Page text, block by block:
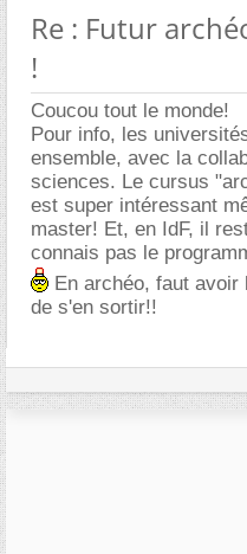
Re : Futur
!
Coucou tout le monde!
Pour info, les
ensemble, avec la
sciences. Le cursus
est super intéressant
master! Et, en IdF, il
connais pas le
En archéo, faut avoir
de s'en sortir!!